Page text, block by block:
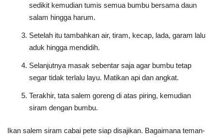
sedikit kemudian tumis semua bumbu bersama daun
salam hingga harum.
Setelah itu tambahkan air, tiram, kecap, lada, garam lalu
aduk hingga mendidih.
Selanjutnya masak sebentar saja agar bumbu tetap
segar tidak terlalu layu. Matikan api dan angkat.
Terakhir, tata salem goreng di atas piring, kemudian
siram dengan bumbu.
Ikan salem siram cabai pete siap disajikan. Bagaimana teman-